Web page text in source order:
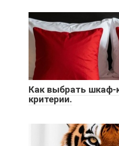
Как выбрать шкаф-
критерии.